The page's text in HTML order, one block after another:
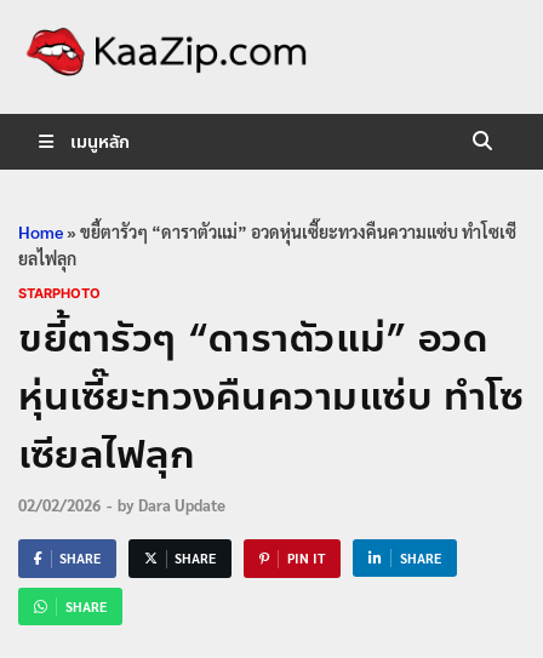
เมนูหลัก
Home»ขยี้ตารัวๆ “ดาราตัวแม่” อวดหุ่นเซี๊ยะทวงคืนความแซ่บ ทำโซเซี
ยลไฟลุก
STARPHOTO
ขยี้ตารัวๆ “ดาราตัวแม่” อวด
หุ่นเซี๊ยะทวงคืนความแซ่บ ทำโซ
เซียลไฟลุก
02/02/2026 - by Dara Update
SHARE SHARE PIN IT SHARE
SHARE